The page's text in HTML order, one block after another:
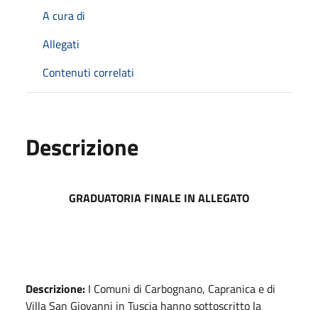
A cura di
Allegati
Contenuti correlati
Descrizione
GRADUATORIA FINALE IN ALLEGATO
Descrizione: I Comuni di Carbognano, Capranica e di
Villa San Giovanni in Tuscia hanno sottoscritto la